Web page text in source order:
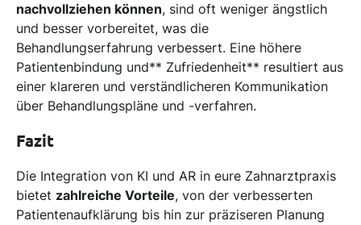
nachvollziehen können, sind oft weniger ängstlich
und besser vorbereitet, was die
Behandlungserfahrung verbessert. Eine höhere
Patientenbindung und** Zufriedenheit** resultiert aus
einer klareren und verständlicheren Kommunikation
über Behandlungspläne und -verfahren.
Fazit
Die Integration von KI und AR in eure Zahnarztpraxis
bietet zahlreiche Vorteile, von der verbesserten
Patientenaufklärung bis hin zur präziseren Planung